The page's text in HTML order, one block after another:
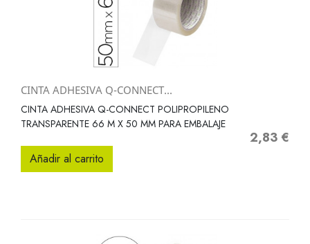
CINTA ADHESIVA Q-CONNECT...
CINTA ADHESIVA Q-CONNECT POLIPROPILENO
TRANSPARENTE 66 M X 50 MM PARA EMBALAJE
Precio
2,83 €
Añadir al carrito